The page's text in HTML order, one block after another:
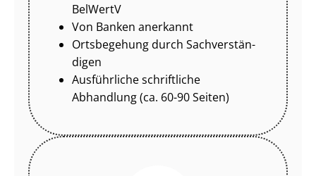
BelWertV
Von Banken anerkannt
Ortsbegehung durch Sach­ver­stän­
di­gen
Ausführliche schriftliche
Abhandlung (ca. 60-90 Seiten)